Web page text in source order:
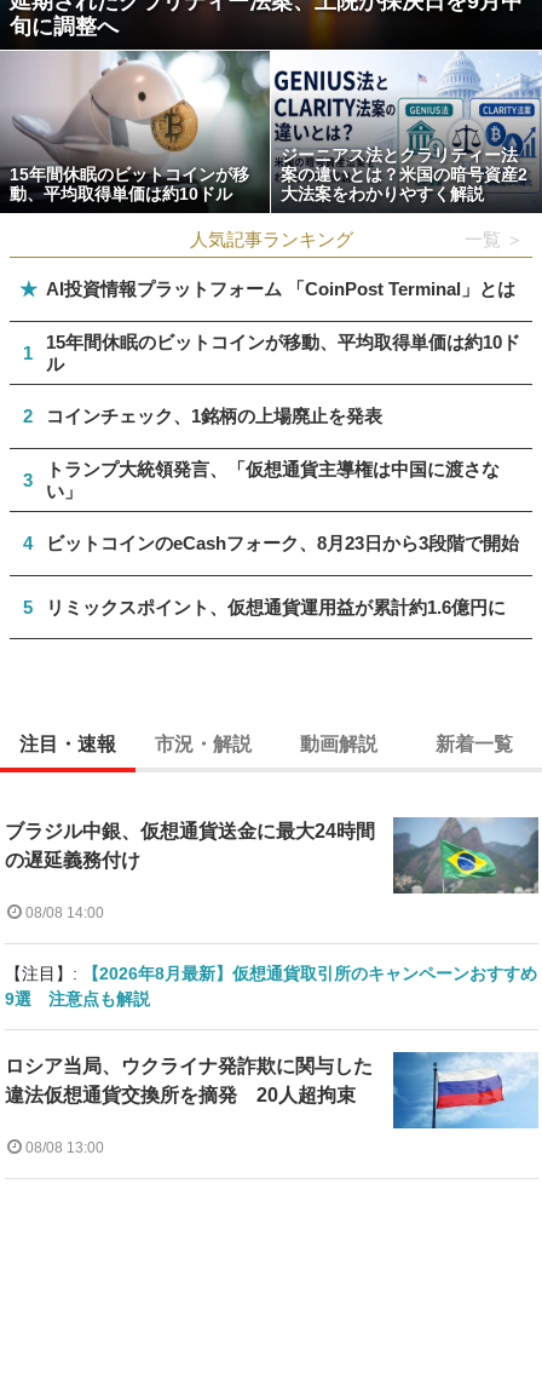
旬に調整へ
15年間休眠のビットコインが移
動、平均取得単価は約10ドル
ジーニアス法とクラリティー法
案の違いとは？米国の暗号資産2
大法案をわかりやすく解説
人気記事ランキング 一覧 ＞
★ AI投資情報プラットフォーム 「CoinPost Terminal」とは
1
15年間休眠のビットコインが移動、平均取得単価は約10ド
ル
2 コインチェック、1銘柄の上場廃止を発表
3
トランプ大統領発言、「仮想通貨主導権は中国に渡さな
い」
4 ビットコインのeCashフォーク、8月23日から3段階で開始
5 リミックスポイント、仮想通貨運用益が累計約1.6億円に
注目・速報 市況・解説 動画解説 新着一覧
ブラジル中銀、仮想通貨送金に最大24時間
の遅延義務付け
08/08 14:00
【注目】:
【2026年8月最新】仮想通貨取引所のキャンペーンおすすめ
9選 注意点も解説
ロシア当局、ウクライナ発詐欺に関与した
違法仮想通貨交換所を摘発 20人超拘束
08/08 13:00